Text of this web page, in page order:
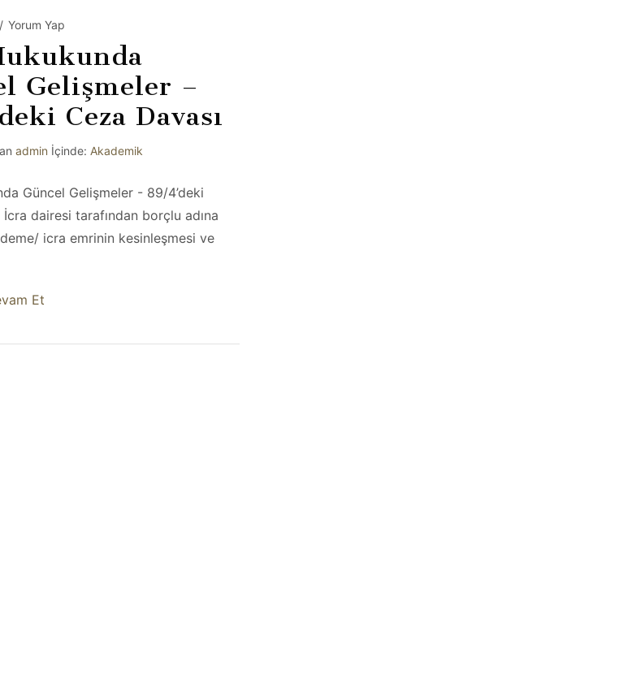
/ Yorum Yap
Gelişmeler –
Ceza Davası
admin İçinde: Akademik
Güncel Gelişmeler - 89/4’deki
İcra dairesi tarafından borçlu adına
icra emrinin kesinleşmesi ve
Et